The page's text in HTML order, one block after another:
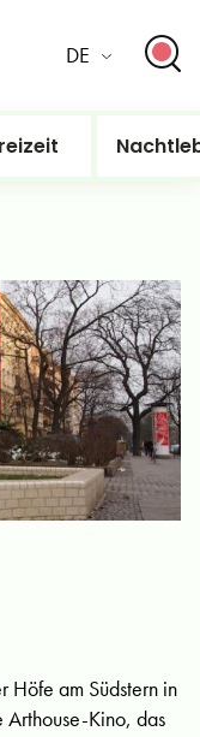
DE
Höfe am Südstern in
Kino, das